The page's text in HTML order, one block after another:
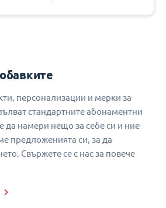
персонализации и мерки за
стандартните абонаментни
да намери нещо за себе си и ние
предложенията си, за да
Свържете се с нас за повече